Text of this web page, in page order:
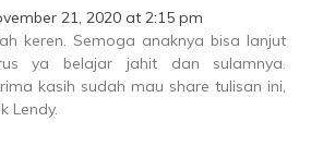
21, 2020 at 2:15 pm
keren. Semoga anaknya bisa lanjut
ya belajar jahit dan sulamnya.
kasih sudah mau share tulisan ini,
Lendy.